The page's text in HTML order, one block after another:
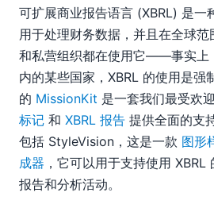
可扩展商业报告语言 (XBRL) 是一
用于处理财务数据，并且在全球
和私营组织都在使用它——事实上
内的某些国家，XBRL 的使用是
的 MissionKit 是一套我们最受欢
标记 和 XBRL 报告 提供全面的支
包括 StyleVision，这是一款 图形
成器 ，它可以用于支持使用
报告和分析活动。